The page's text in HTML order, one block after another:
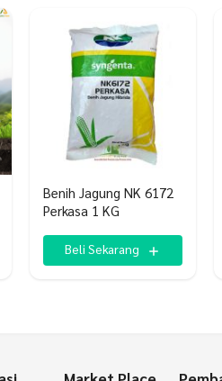
Benih Jagung NK 6172
Perkasa 1 KG
Beli Sekarang